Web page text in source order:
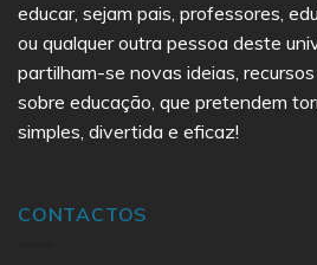
educar, sejam pais, professores,
ou qualquer outra pessoa deste
partilham-se novas ideias,
sobre educação, que pretendem
simples, divertida e eficaz!
CONTACTOS